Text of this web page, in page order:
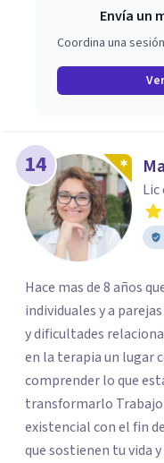
Envía un
Coordina una
14
Hace mas de 8 años
individuales y a
y dificultades
en la terapia un lugar
comprender lo que
transformarlo Trabajo desde la terapia sistemica y
existencial con el fin
que sostienen tu vida